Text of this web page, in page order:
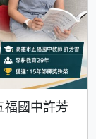
國中許芳